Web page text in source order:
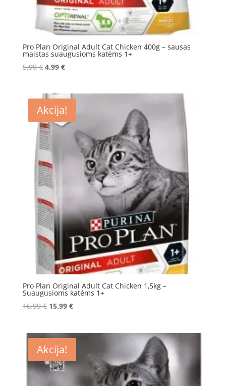
Pro Plan Original Adult Cat Chicken 400g – sausas
maistas suaugusioms katėms 1+
5.99€ Original
5.99 €.
4.99 €Current
4.99 €.
Akcija!
Pro Plan Original Adult Cat Chicken 1,5kg –
Suaugusioms katėms 1+
16.99€ Original
16.99 €.
15.99 €Current
15.99 €.
Akcija!